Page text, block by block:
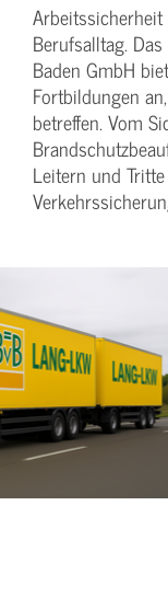
Berufsalltag.
Baden GmbH
Fortbildungen
betreffen. Vom
Leitern und